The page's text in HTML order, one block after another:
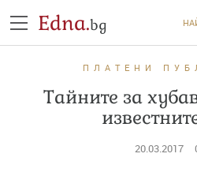
Edna.bg
ПЛАТЕНИ
Тайните за
20.03.2017